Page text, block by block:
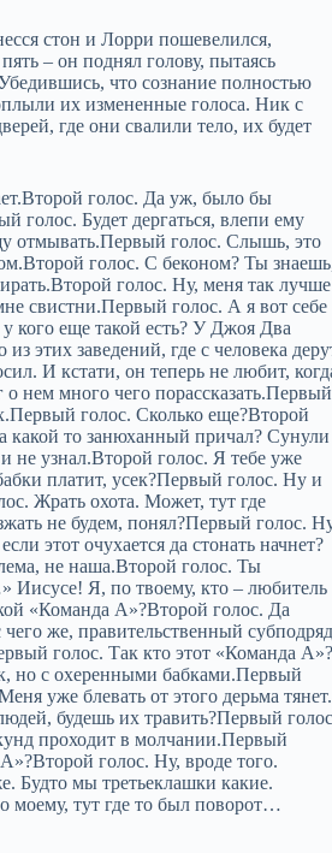
стон и Лорри пошевелился,
– он поднял голову, пытаясь
что сознание полностью
их измененные голоса. Ник с
где они свалили тело, их будет
голос. Да уж, было бы
голос. Будет дергаться, влепи ему
отмывать.Первый голос. Слышь, это
голос. С беконом? Ты
голос. Ну, меня так лучше
свистни.Первый голос. А я вот себе
кого еще такой есть? У Джоя Два
этих заведений, где с человека
И кстати, он теперь не любит,
нем много чего порассказать.Первый
голос. Сколько еще?Второй
то занюханный причал? Сунули
не узнал.Второй голос. Я тебе уже
платит, усек?Первый голос. Ну и
Жрать охота. Может, тут где
не будем, понял?Первый голос.
этот очухается да стонать начнет?
не наша.Второй голос. Ты
Иисусе! Я, по твоему, кто – любитель
«Команда А»?Второй голос. Да
же, правительственный субподряд
голос. Так кто этот «Команда А»?
но с охеренными бабками.Первый
уже блевать от этого дерьма тянет.
будешь их травить?Первый
проходит в молчании.Первый
голос. Ну, вроде того.
Будто мы третьеклашки какие.
моему, тут где то был поворот…